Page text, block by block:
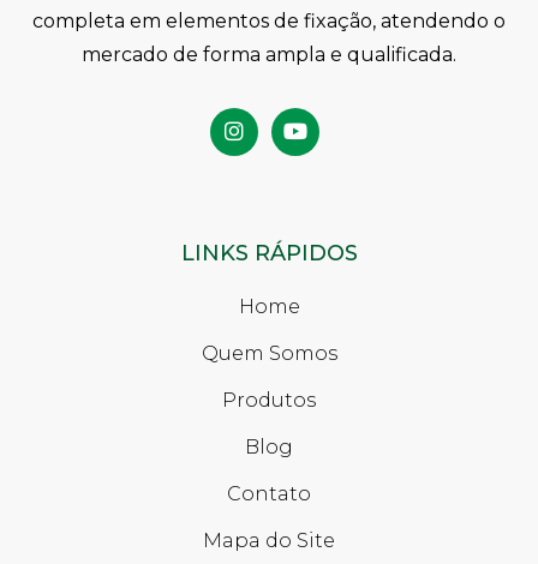
completa em elementos de fixação, atendendo o
mercado de forma ampla e qualificada.
LINKS RÁPIDOS
Home
Quem Somos
Produtos
Blog
Contato
Mapa do Site